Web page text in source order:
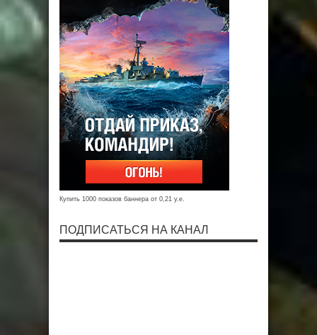
Купить 1000 показов баннера от 0,21 у.е.
ПОДПИСАТЬСЯ НА КАНАЛ